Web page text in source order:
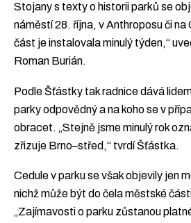
Stojany s texty o historii parků se
náměstí 28. října, v Anthroposu či na
část je instalovala minulý týden,“
Roman Burián.
Podle Šťástky tak radnice dává
parky odpovědný a na koho se v
obracet. „Stejně jsme minulý rok
zřizuje Brno–střed,“ tvrdí Šťástka.
Cedule v parku se však objevily jen
nichž může být do čela městské
„Zajímavosti o parku zůstanou